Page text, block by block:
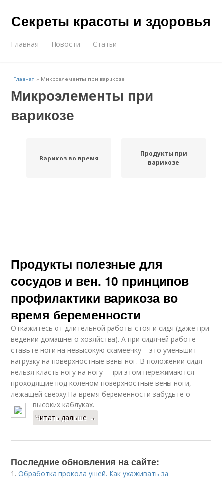
Секреты красоты и здоровья
Главная Новости Статьи
Главная » Микроэлементы при варикозе
Микроэлементы при
варикозе
Варикоз во время
Продукты при
варикозе
Продукты полезные для
сосудов и вен. 10 принципов
профилактики варикоза во
время беременности
Откажитесь от длительной работы стоя и сидя (даже при
ведении домашнего хозяйства). А при сидячей работе
ставьте ноги на невысокую скамеечку – это уменьшит
нагрузку на поверхностные вены ног. В положении сидя
нельзя класть ногу на ногу – при этом пережимаются
проходящие под коленом поверхностные вены ноги,
лежащей сверху.На время беременности забудьте о
высоких каблуках.
Читать дальше →
Последние обновления на сайте:
1.Обработка прокола ушей. Как ухаживать за